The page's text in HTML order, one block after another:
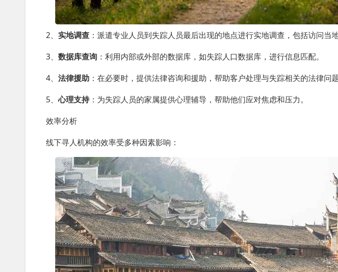
2、 实地调查 ：派遣专业人员到失踪人员最后出现的地点进行实地调查，包括访问当
3、 数据库查询 ：利用内部或外部的数据库，如失踪人口数据库，进行信息匹配。
4、 法律援助 ：在必要时，提供法律咨询和援助，帮助客户处理与失踪相关的法律问题
5、心理支持：为失踪人员的家属提供心理辅导，帮助他们应对焦虑和压力。
效率分析
线下寻人机构的效率受多种因素影响：